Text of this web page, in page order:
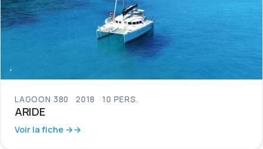
LAGOON 380 2018 10 PERS.
ARIDE
Voir la fiche →